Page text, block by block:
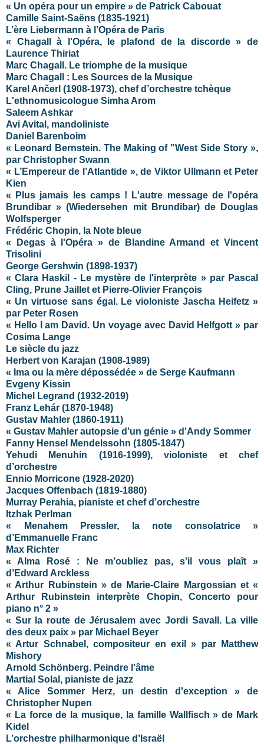
« Un opéra pour un empire » de Patrick Cabouat
Camille Saint-Saëns (1835-1921)
L’ère Liebermann à l’Opéra de Paris
« Chagall à l’Opéra, le plafond de la discorde » de
Laurence Thiriat
Marc Chagall. Le triomphe de la musique
Marc Chagall : Les Sources de la Musique
Karel Ančerl (1908-1973), chef d’orchestre tchèque
L'ethnomusicologue Simha Arom
Saleem Ashkar
Avi Avital, mandoliniste
Daniel Barenboim
« Leonard Bernstein. The Making of "West Side Story »,
par Christopher Swann
« L’Empereur de l’Atlantide », de Viktor Ullmann et Peter
Kien
« Plus jamais les camps ! L'autre message de l'opéra
Brundibar » (Wiedersehen mit Brundibar) de Douglas
Wolfsperger
Frédéric Chopin, la Note bleue
« Degas à l'Opéra » de Blandine Armand et Vincent
Trisolini
George Gershwin (1898-1937)
« Clara Haskil - Le mystère de l'interprète » par Pascal
Cling, Prune Jaillet et Pierre-Olivier François
« Un virtuose sans égal. Le violoniste Jascha Heifetz »
par Peter Rosen
« Hello I am David. Un voyage avec David Helfgott » par
Cosima Lange
Le siècle du jazz
Herbert von Karajan (1908-1989)
« Ima ou la mère dépossédée » de Serge Kaufmann
Evgeny Kissin
Michel Legrand (1932-2019)
Franz Lehár (1870-1948)
Gustav Mahler (1860-1911)
« Gustav Mahler autopsie d’un génie » d'Andy Sommer
Fanny Hensel Mendelssohn (1805-1847)
Yehudi Menuhin (1916-1999), violoniste et chef
d’orchestre
Ennio Morricone (1928-2020)
Jacques Offenbach (1819-1880)
Murray Perahia, pianiste et chef d’orchestre
Itzhak Perlman
« Menahem Pressler, la note consolatrice »
d’Emmanuelle Franc
Max Richter
« Alma Rosé : Ne m’oubliez pas, s’il vous plaît »
d’Edward Arckless
« Arthur Rubinstein » de Marie-Claire Margossian et «
Arthur Rubinstein interprète Chopin, Concerto pour
piano n° 2 »
« Sur la route de Jérusalem avec Jordi Savall. La ville
des deux paix » par Michael Beyer
« Artur Schnabel, compositeur en exil » par Matthew
Mishory
Arnold Schönberg. Peindre l'âme
Martial Solal, pianiste de jazz
« Alice Sommer Herz, un destin d'exception » de
Christopher Nupen
« La force de la musique, la famille Wallfisch » de Mark
Kidel
L’orchestre philharmonique d’Israël